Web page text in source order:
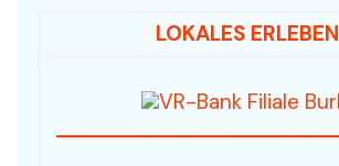
LOKALES ERLEBEN